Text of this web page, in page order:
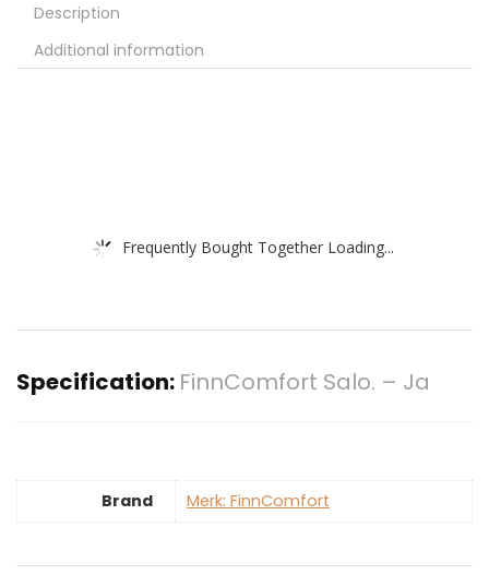
Description
Additional information
Frequently Bought Together Loading...
Specification: FinnComfort Salo. – Ja
Brand Merk: FinnComfort